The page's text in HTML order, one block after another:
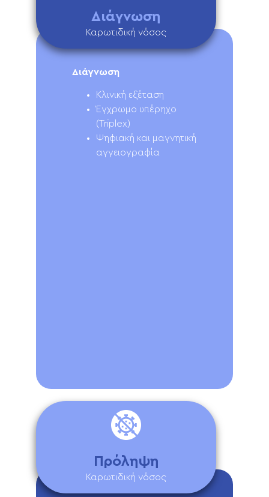
Διάγνωση
Καρωτιδική νόσος
Διάγνωση
Κλινική εξέταση
Έγχρωμο υπέρηχο
(Triplex)
Ψηφιακή και μαγνητική
αγγειογραφία
Πρόληψη
Καρωτιδική νόσος